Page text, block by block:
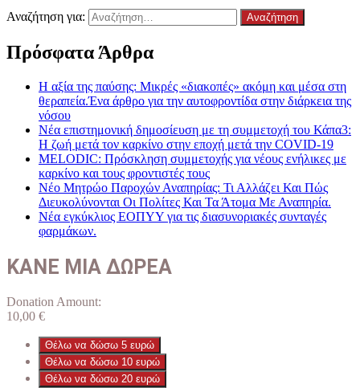
Αναζήτηση για:
Πρόσφατα Άρθρα
Η αξία της παύσης: Μικρές «διακοπές» ακόμη και μέσα στη
θεραπεία.Ένα άρθρο για την αυτοφροντίδα στην διάρκεια της
νόσου
Νέα επιστημονική δημοσίευση με τη συμμετοχή του Κάπα3:
Η ζωή μετά τον καρκίνο στην εποχή μετά την COVID-19
MELODIC: Πρόσκληση συμμετοχής για νέους ενήλικες με
καρκίνο και τους φροντιστές τους
Νέο Μητρώο Παροχών Αναπηρίας: Τι Αλλάζει Και Πώς
Διευκολύνονται Οι Πολίτες Και Τα Άτομα Με Αναπηρία.
Νέα εγκύκλιος ΕΟΠΥΥ για τις διασυνοριακές συνταγές
φαρμάκων.
ΚΑΝΕ ΜΙΑ ΔΩΡΕΑ
Donation Amount:
10,00 €
Θέλω να δώσω 5 ευρώ
Θέλω να δώσω 10 ευρώ
Θέλω να δώσω 20 ευρώ